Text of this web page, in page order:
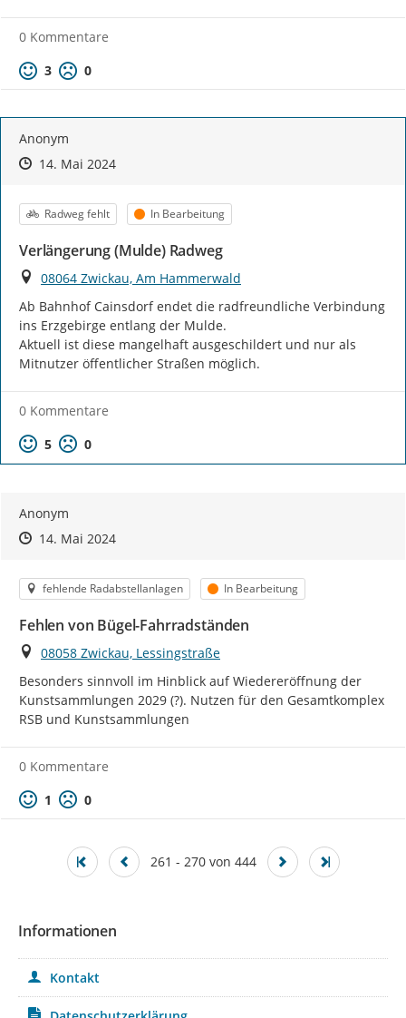
0 Kommentare
Positive Bewertung
3 Negative Bewertung
0
Anonym
Zeitpunkt des Erstellens
Zeitpunkt des Erstellens
14. Mai 2024Zur Äußerung
Kategorie
Radweg fehlt Status
In Bearbeitung
Verlängerung (Mulde) Radweg
Ort
08064 Zwickau, Am Hammerwald
Ab Bahnhof Cainsdorf endet die radfreundliche Verbindung
ins Erzgebirge entlang der Mulde.
Aktuell ist diese mangelhaft ausgeschildert und nur als
Mitnutzer öffentlicher Straßen möglich.
0 Kommentare
Positive Bewertung
5 Negative Bewertung
0
Anonym
Zeitpunkt des Erstellens
Zeitpunkt des Erstellens
14. Mai 2024Zur Äußerung
Kategorie
fehlende Radabstellanlagen Status
In Bearbeitung
Fehlen von Bügel-Fahrradständen
Ort
08058 Zwickau, Lessingstraße
Besonders sinnvoll im Hinblick auf Wiedereröffnung der
Kunstsammlungen 2029 (?). Nutzen für den Gesamtkomplex
RSB und Kunstsammlungen
0 Kommentare
Positive Bewertung
1 Negative Bewertung
0
261 - 270 von 444
Informationen
Kontakt